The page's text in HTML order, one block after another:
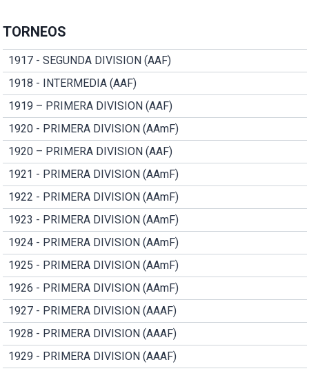
TORNEOS
1917 - SEGUNDA DIVISION (AAF)
1918 - INTERMEDIA (AAF)
1919 – PRIMERA DIVISION (AAF)
1920 - PRIMERA DIVISION (AAmF)
1920 – PRIMERA DIVISION (AAF)
1921 - PRIMERA DIVISION (AAmF)
1922 - PRIMERA DIVISION (AAmF)
1923 - PRIMERA DIVISION (AAmF)
1924 - PRIMERA DIVISION (AAmF)
1925 - PRIMERA DIVISION (AAmF)
1926 - PRIMERA DIVISION (AAmF)
1927 - PRIMERA DIVISION (AAAF)
1928 - PRIMERA DIVISION (AAAF)
1929 - PRIMERA DIVISION (AAAF)